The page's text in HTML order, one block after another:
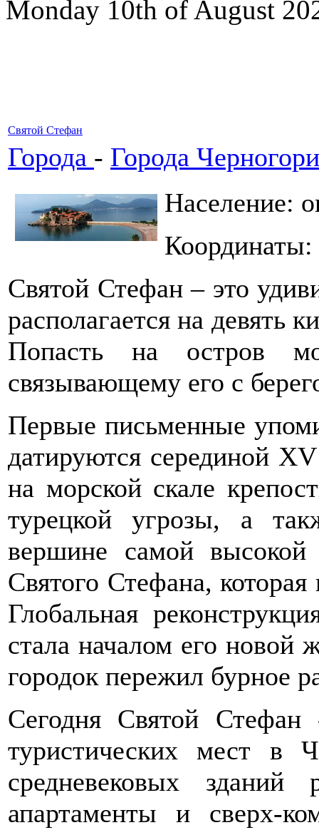
Monday 10th of August
Святой Стефан
Города - Города
Население:
Святой Стефан – это
располагается на девять
Попасть на остров
связывающему его с
Первые письменные
датируются серединой
на морской скале
турецкой угрозы, а
вершине самой высокой
Святого Стефана, которая
Глобальная
стала началом его новой
городок пережил бурное
Сегодня Святой
туристических мест в
средневековых зданий
апартаменты и сверх-